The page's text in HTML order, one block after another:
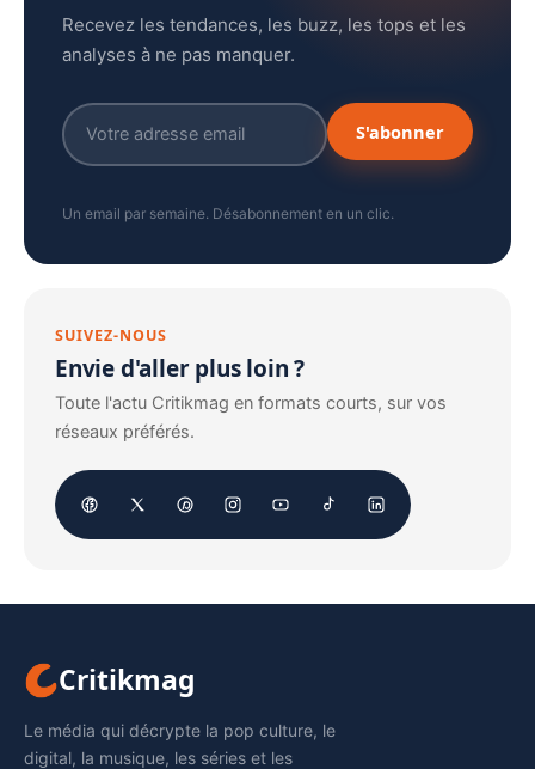
Recevez les tendances, les buzz, les tops et les
analyses à ne pas manquer.
S'abonner
Un email par semaine. Désabonnement en un clic.
SUIVEZ-NOUS
Envie d'aller plus loin ?
Toute l'actu Critikmag en formats courts, sur vos
réseaux préférés.
Critikmag
Le média qui décrypte la pop culture, le
digital, la musique, les séries et les